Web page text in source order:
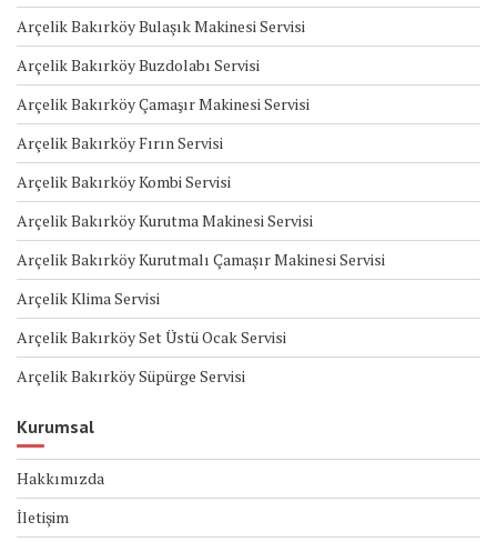
Arçelik Bakırköy Bulaşık Makinesi Servisi
Arçelik Bakırköy Buzdolabı Servisi
Arçelik Bakırköy Çamaşır Makinesi Servisi
Arçelik Bakırköy Fırın Servisi
Arçelik Bakırköy Kombi Servisi
Arçelik Bakırköy Kurutma Makinesi Servisi
Arçelik Bakırköy Kurutmalı Çamaşır Makinesi Servisi
Arçelik Klima Servisi
Arçelik Bakırköy Set Üstü Ocak Servisi
Arçelik Bakırköy Süpürge Servisi
Kurumsal
Hakkımızda
İletişim